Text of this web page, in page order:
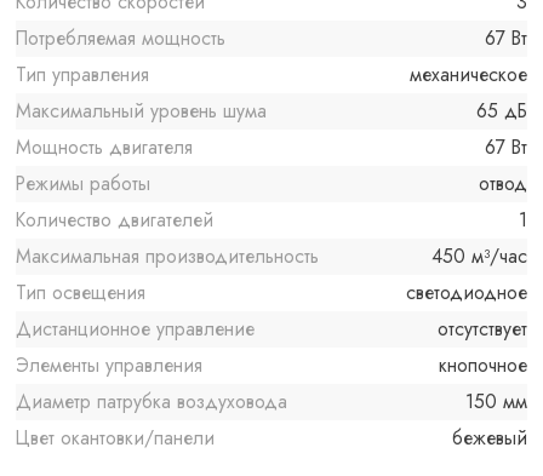
Потребляемая мощность
67 Вт
Тип управления
механическое
Максимальный уровень шума
65 дБ
Мощность двигателя
67 Вт
Режимы работы
отвод
Количество двигателей
1
Максимальная производительность
450 м³/час
Тип освещения
светодиодное
Дистанционное управление
отсутствует
Элементы управления
кнопочное
Диаметр патрубка воздуховода
150 мм
Цвет окантовки/панели
бежевый